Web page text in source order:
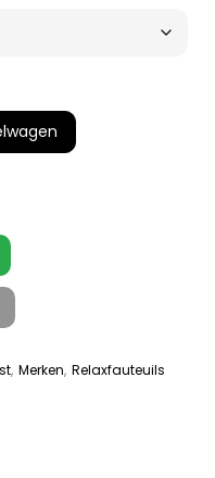
, Merken, Relaxfauteuils